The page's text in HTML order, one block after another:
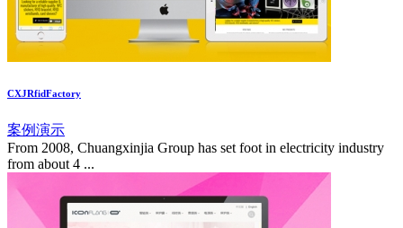
CXJRfidFactory
案例演示
From 2008, Chuangxinjia Group has set foot in electricity industry
from about 4 ...